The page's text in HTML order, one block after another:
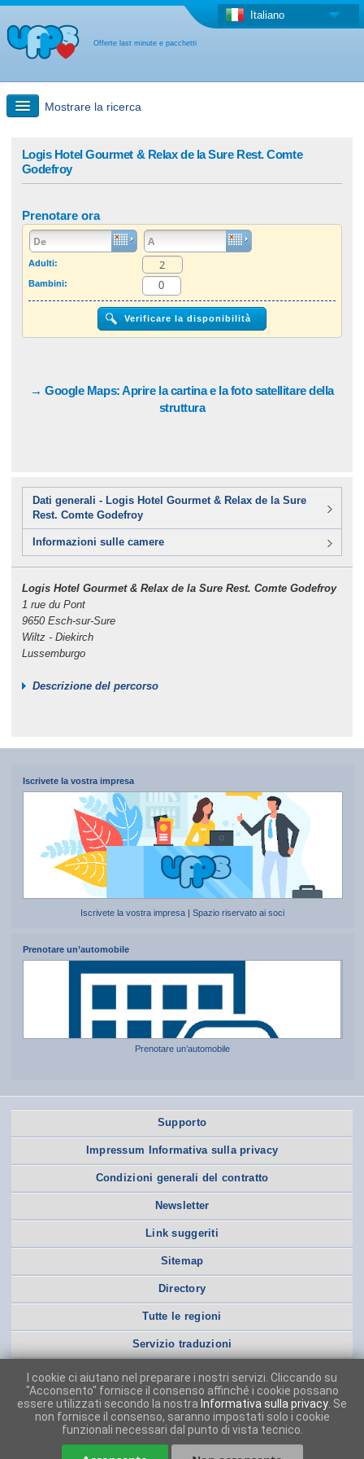
Offerte last minute e pacchetti
Italiano
Mostrare la ricerca
Offerta last minute + Offerta forfettaria
Altro paese
Logis Hotel Gourmet & Relax de la Sure Rest. Comte
Godefroy
Prenotare ora
Adulti:
Bambini:
→ Google Maps: Aprire la cartina e la foto satellitare della
struttura
Dati generali - Logis Hotel Gourmet & Relax de la Sure
Rest. Comte Godefroy
Informazioni sulle camere
Logis Hotel Gourmet & Relax de la Sure Rest. Comte Godefroy
1 rue du Pont
9650 Esch-sur-Sure
Wiltz - Diekirch
Lussemburgo
Descrizione del percorso
Iscrivete la vostra impresa
Iscrivete la vostra impresa |Spazio riservato ai soci
Prenotare un’automobile
Prenotare un’automobile
Supporto
Impressum Informativa sulla privacy
Condizioni generali del contratto
Newsletter
Link suggeriti
Sitemap
Directory
Tutte le regioni
Servizio traduzioni
I cookie ci aiutano nel preparare i nostri servizi. Cliccando su
"Acconsento" fornisce il consenso affinché i cookie possano
essere utilizzati secondo la nostra Informativa sulla privacy . Se
non fornisce il consenso, saranno impostati solo i cookie
funzionali necessari dal punto di vista tecnico.